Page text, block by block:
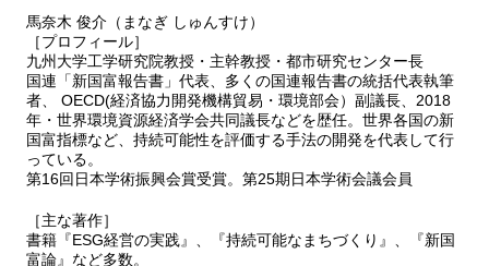
◇ソーシャル・アントレプレナーとは
◇ソーシャル・アントレプレナーとソーシャル・ビジネス
◇世界のソーシャル・アントレプレナーシップの特徴
◇ソーシャル・アントレプレナーの代表的な事例
第10章 日本の地域におけるソーシャル・アントレプレナーシップ
と評価
◇地域のソーシャル・アントレプレナーシップとコミュニティ・ビ
◇コミュニティ・ビジネスにおける事業主体としての非営利活動法
人
◇日本における事例
馬奈木 俊介（まなぎ しゅんすけ）
［プロフィール］
九州大学工学研究院教授・主幹教授・都市研究センター長
国連「新国富報告書」代表、多くの国連報告書の統括代表執筆
者、 OECD(経済協力開発機構貿易・環境部会）副議長、2018
年・世界環境資源経済学会共同議長などを歴任。世界各国の新
国富指標など、持続可能性を評価する手法の開発を代表して行
っている。
第16回日本学術振興会賞受賞。第25期日本学術会議会員
［主な著作］
書籍『ESG経営の実践』、『持続可能なまちづくり』、『新国
富論』など多数。